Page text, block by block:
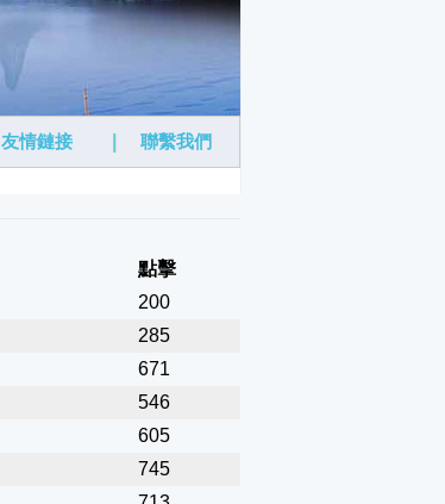
友情鏈接 聯繫我們
點擊
200
285
671
546
605
745